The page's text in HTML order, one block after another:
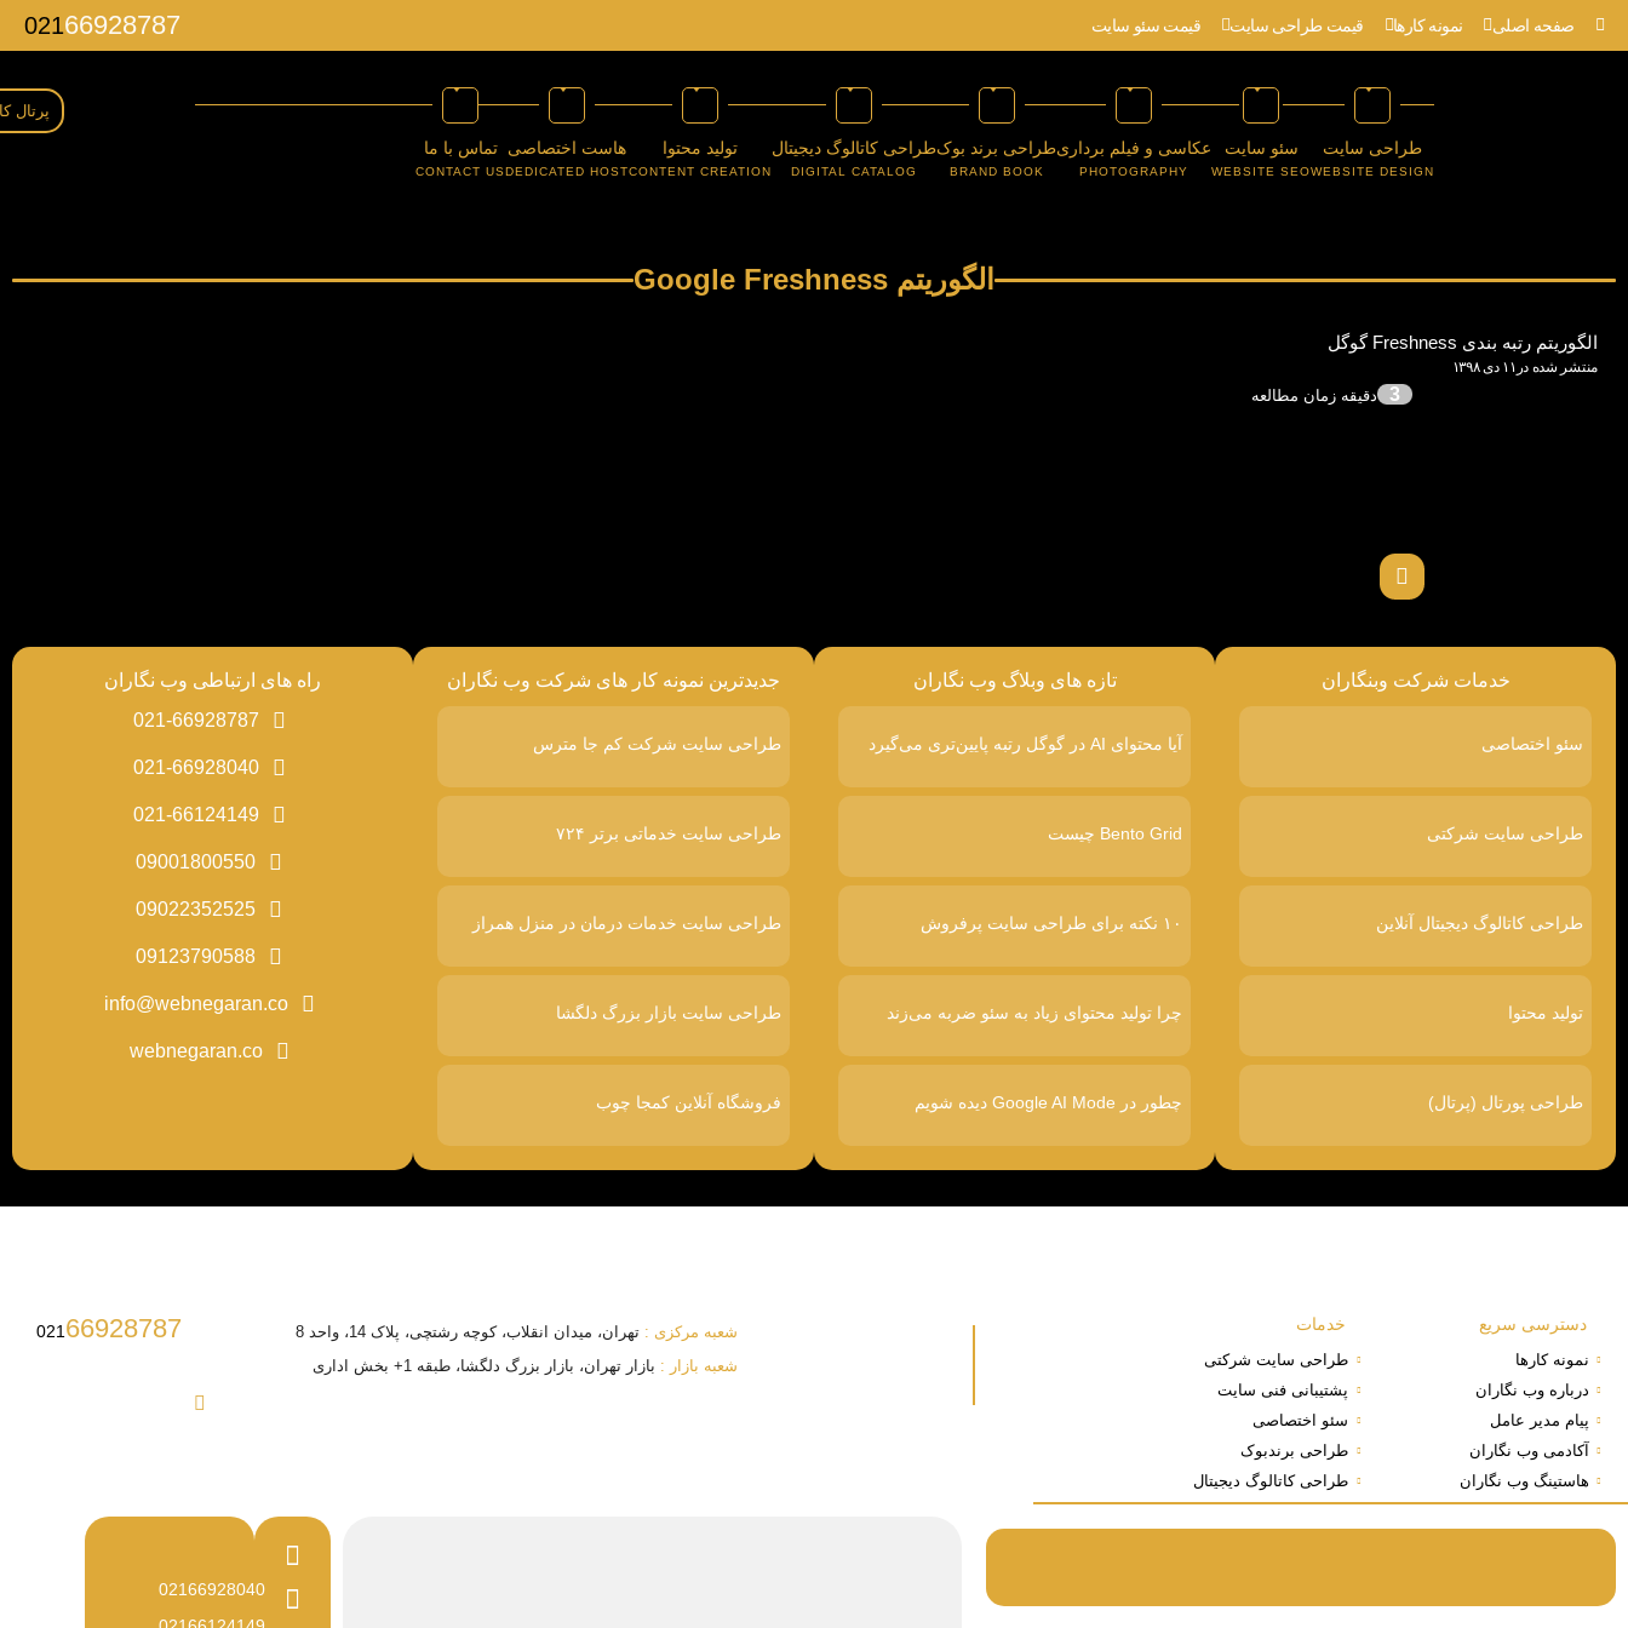
صفحه اصلی نمونه کارها قیمت طراحی سایت قیمت سئو سایت 02166928787
طراحی سایت
WEBSITE DESIGN
سئو سایت
WEBSITE SEO
عکاسی و فیلم برداری
PHOTOGRAPHY
طراحی برند بوک
BRAND BOOK
طراحی کاتالوگ دیجیتال
DIGITAL CATALOG
تولید محتوا
CONTENT CREATION
هاست اختصاصی
DEDICATED HOST
تماس با ما
CONTACT US
پرتال
الگوریتم Google Freshness
الگوریتم رتبه بندی Freshness گوگل
منتشر شده در۱۱ دی ۱۳۹۸
3
خدمات شرکت وبنگاران
سئو اختصاصی
طراحی سایت شرکتی
طراحی کاتالوگ دیجیتال آنلاین
تولید محتوا
طراحی پورتال (پرتال)
تازه های وبلاگ وب نگاران
آیا محتوای AI در گوگل رتبه پایین‌تری می‌گیرد
Bento Grid چیست
۱۰ نکته برای طراحی سایت پرفروش
چرا تولید محتوای زیاد به سئو ضربه می‌زند
چطور در Google AI Mode دیده شویم
جدیدترین نمونه کار های شرکت وب نگاران
طراحی سایت شرکت کم جا مترس
طراحی سایت خدماتی برتر ۷۲۴
طراحی سایت خدمات درمان در منزل همراز
طراحی سایت بازار بزرگ دلگشا
فروشگاه آنلاین کمجا چوب
راه های ارتباطی وب نگاران
021-66928787
021-66928040
021-66124149
09001800550
09022352525
09123790588
info@webnegaran.co
webnegaran.co
دسترسی سریع
نمونه کارها
درباره وب نگاران
پیام مدیر عامل
آکادمی وب نگاران
هاستینگ وب نگاران
خدمات
طراحی سایت شرکتی
پشتیبانی فنی سایت
سئو اختصاصی
طراحی برندبوک
طراحی کاتالوگ دیجیتال
شعبه مرکزی : تهران، میدان انقلاب، کوچه رشتچی، پلاک 14، واحد 8
شعبه بازار : بازار تهران، بازار بزرگ دلگشا، طبقه 1+ بخش اداری
021 66928787
02166928040